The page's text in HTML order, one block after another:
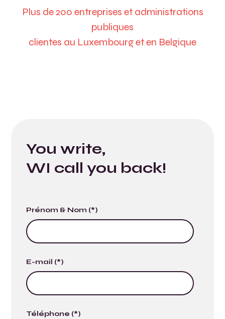
Plus de 200 entreprises et administrations
publiques
clientes au Luxembourg et en Belgique
You write,
WI call you back!
Prénom & Nom (*)
E-mail (*)
Téléphone (*)